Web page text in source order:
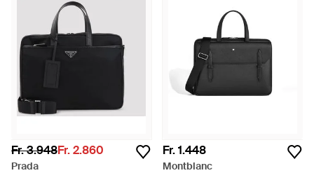
Fr. 3.948Fr. 2.860
Prada
Fr. 1.448
Montblanc